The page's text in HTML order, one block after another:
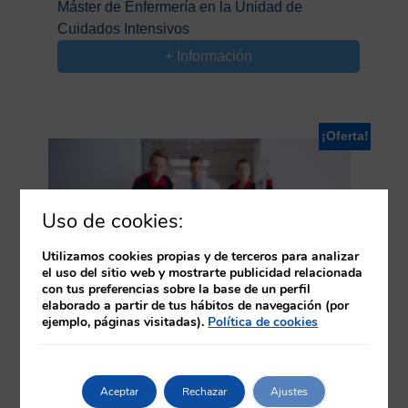
original
era:
actual
es:
575,00€.
Máster de Enfermería en la Unidad de
Cuidados Intensivos
+ Información
¡Oferta!
975,00
El575,00€
El
precio
Uso de cookies:
Utilizamos cookies propias y de terceros para analizar
el uso del sitio web y mostrarte publicidad relacionada
con tus preferencias sobre la base de un perfil
elaborado a partir de tus hábitos de navegación (por
ejemplo, páginas visitadas). Política de cookies
Aceptar Rechazar Ajustes